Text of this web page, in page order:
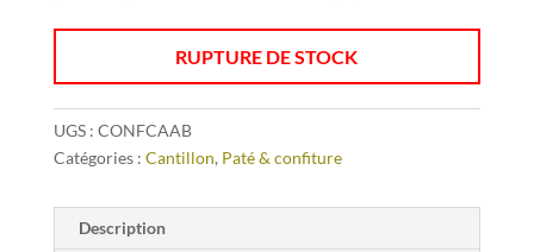
RUPTURE DE STOCK
UGS : CONFCAAB
Catégories : Cantillon, Paté & confiture
Description